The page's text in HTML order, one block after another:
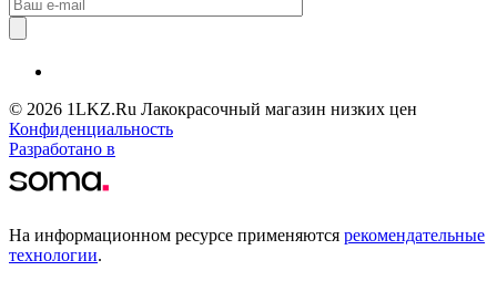
© 2026 1LKZ.Ru Лакокрасочный магазин низких цен
Конфиденциальность
Разработано в
На информационном ресурсе применяются рекомендательные
технологии.